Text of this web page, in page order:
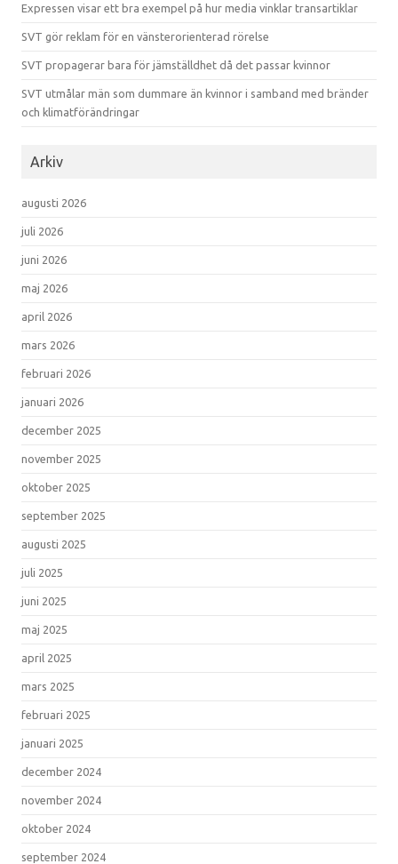
Expressen visar ett bra exempel på hur media vinklar transartiklar
SVT gör reklam för en vänsterorienterad rörelse
SVT propagerar bara för jämställdhet då det passar kvinnor
SVT utmålar män som dummare än kvinnor i samband med bränder
och klimatförändringar
Arkiv
augusti 2026
juli 2026
juni 2026
maj 2026
april 2026
mars 2026
februari 2026
januari 2026
december 2025
november 2025
oktober 2025
september 2025
augusti 2025
juli 2025
juni 2025
maj 2025
april 2025
mars 2025
februari 2025
januari 2025
december 2024
november 2024
oktober 2024
september 2024